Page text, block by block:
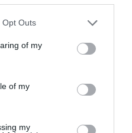
Opt Outs
of my
of my
my
είχε πει «πήγαινε να
ότι εκείνη την εποχή
και
αυτά
στις μέρες μας.
Έκανα εμετό
και ξανάρχιζα. Υπήρχε